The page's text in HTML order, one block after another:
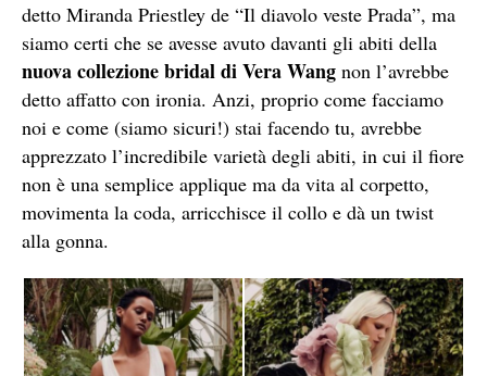
detto Miranda Priestley de “Il diavolo veste Prada”, ma
siamo certi che se avesse avuto davanti gli abiti della
nuova collezione bridal di Vera Wang non l’avrebbe
detto affatto con ironia. Anzi, proprio come facciamo
noi e come (siamo sicuri!) stai facendo tu, avrebbe
apprezzato l’incredibile varietà degli abiti, in cui il fiore
non è una semplice applique ma da vita al corpetto,
movimenta la coda, arricchisce il collo e dà un twist
alla gonna.